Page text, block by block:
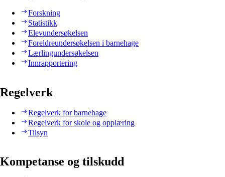
Forskning
Statistikk
Elevundersøkelsen
Foreldreundersøkelsen i barnehage
Lærlingundersøkelsen
Innrapportering
Regelverk
Regelverk for barnehage
Regelverk for skole og opplæring
Tilsyn
Kompetanse og tilskudd